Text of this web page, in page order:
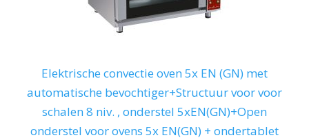
Elektrische convectie oven 5x EN (GN) met
automatische bevochtiger+Structuur voor voor
schalen 8 niv. , onderstel 5xEN(GN)+Open
onderstel voor ovens 5x EN(GN) + ondertablet